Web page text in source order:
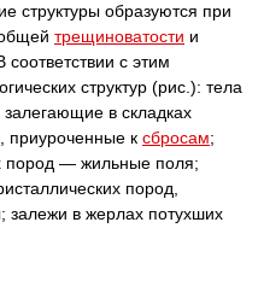
структуры образуются при
трещиноватости и
с этим
структур (рис.): тела
в складках
, приуроченные к сбросам;
пород — жильные поля;
пород,
в жерлах потухших